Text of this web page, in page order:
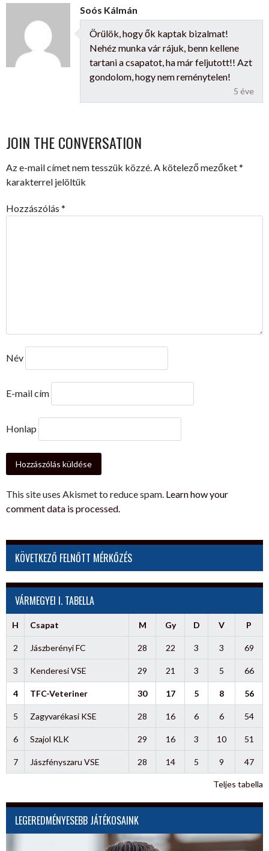
Soós Kálmán
5 éve
Örülök, hogy ők kaptak bizalmat!
Nehéz munka vár rájuk, benn kellene
tartani a csapatot, ha már feljutott!! Azt
gondolom, hogy nem reménytelen!
JOIN THE CONVERSATION
Az e-mail címet nem tesszük közzé.A kötelező mezőket*
karakterrel jelöltük
Hozzászólás *
Név
E-mail cím
Honlap
This site uses Akismet to reduce spam. Learn how your
comment data is processed.
KÖVETKEZŐ FELNŐTT MÉRKŐZÉS
VÁRMEGYEI I. TABELLA
H Csapat M Gy D V P
2 Jászberényi FC 28 22 3 3 69
3 Kenderesi VSE 29 21 3 5 66
4 TFC-Veteriner 30 17 5 8 56
5 Zagyvarékasi KSE 28 16 6 6 54
6 Szajol KLK 29 16 3 10 51
7 Jászfényszaru VSE 28 14 5 9 47
Teljes tabella
LEGEREDMÉNYESEBB JÁTÉKOSAINK